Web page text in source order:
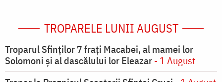
TROPARELE LUNII AUGUST
Troparul Sfinţilor 7 fraţi Macabei, al mamei lor
Solomoni şi al dascălului lor Eleazar- 1 August